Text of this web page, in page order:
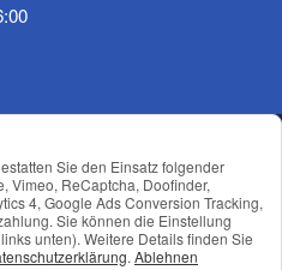
Sie den Einsatz folgender
Vimeo, ReCaptcha, Doofinder,
4, Google Ads Conversion Tracking,
Sie können die Einstellung
unten). Weitere Details finden Sie
. Ablehnen